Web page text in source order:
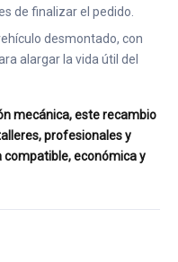
de finalizar el pedido.
desmontado, con
alargar la vida útil del
mecánica, este recambio
profesionales y
económica y